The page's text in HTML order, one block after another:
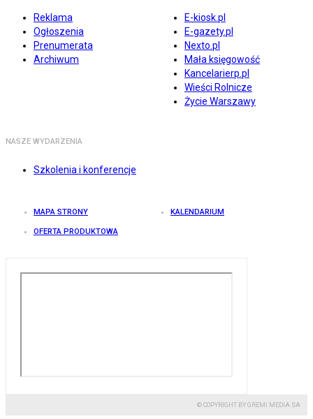
Reklama
Ogłoszenia
Prenumerata
Archiwum
E-kiosk.pl
E-gazety.pl
Nexto.pl
Mała księgowość
Kancelarierp.pl
Wieści Rolnicze
Życie Warszawy
NASZE WYDARZENIA
Szkolenia i konferencje
MAPA STRONY KALENDARIUM
OFERTA PRODUKTOWA
© COPYRIGHT BY GREMI MEDIA SA